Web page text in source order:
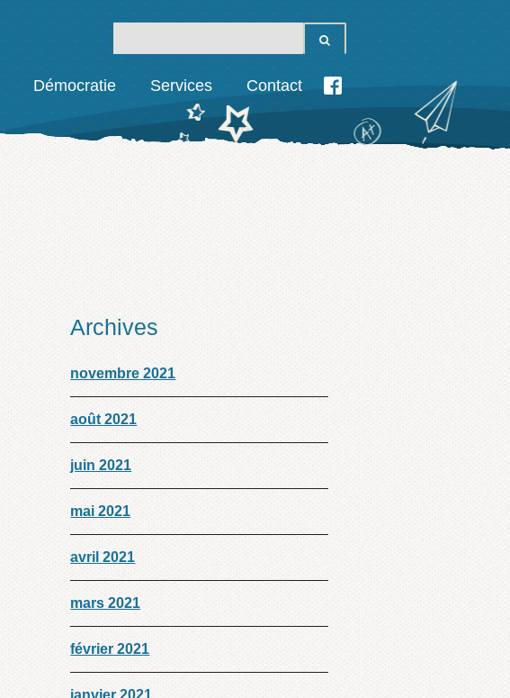
Démocratie Services Contact
Archives
novembre 2021
août 2021
juin 2021
mai 2021
avril 2021
mars 2021
février 2021
janvier 2021